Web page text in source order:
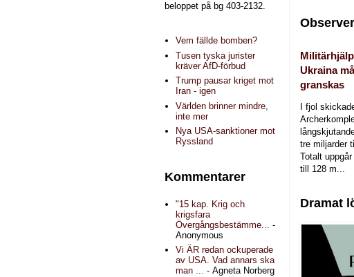
beloppet på bg 403-2132.
Vem fällde bomben?
Tusen tyska jurister
kräver AfD-förbud
Trump pausar kriget mot
Iran - igen
Världen brinner mindre,
inte mer
Nya USA-sanktioner mot
Ryssland
Kommentarer
"15 kap. Krig och
krigsfara
Övergångsbestämme...
-
Anonymous
Vi ÄR redan ockuperade
av USA. Vad annars ska
man ... - Agneta Norberg
Ukraina
granskas
I fjol
tre miljarder
Totalt
till 128 m...
Dramat